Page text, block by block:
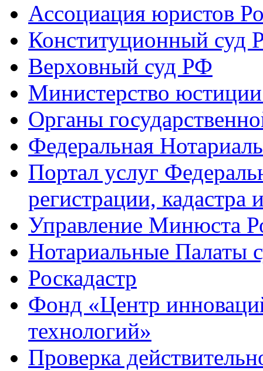
Ассоциация юристов
Конституционный суд
Верховный суд РФ
Министерство
Органы
Федеральная
Портал услуг
регистрации, кадастра
Управление Минюста
Нотариальные Палаты
Роскадастр
Фонд «Центр
технологий»
Проверка